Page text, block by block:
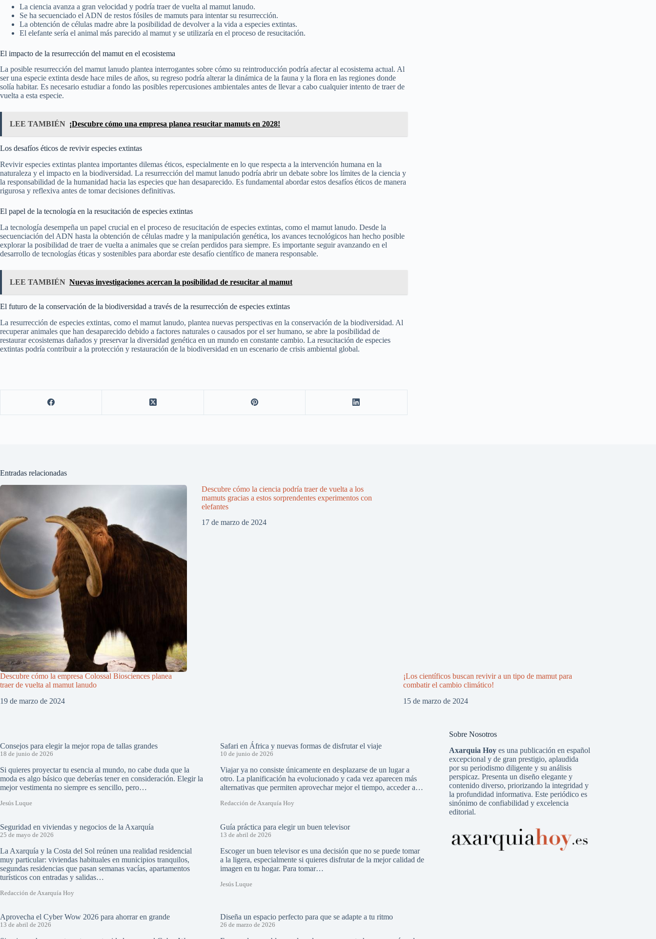
La ciencia avanza a gran velocidad y podría traer de vuelta al mamut lanudo.
Se ha secuenciado el ADN de restos fósiles de mamuts para intentar su resurrección.
La obtención de células madre abre la posibilidad de devolver a la vida a especies extintas.
El elefante sería el animal más parecido al mamut y se utilizaría en el proceso de resucitación.
El impacto de la resurrección del mamut en el ecosistema
La posible resurrección del mamut lanudo plantea interrogantes sobre cómo su reintroducción podría afectar al ecosistema actual. Al
ser una especie extinta desde hace miles de años, su regreso podría alterar la dinámica de la fauna y la flora en las regiones donde
solía habitar. Es necesario estudiar a fondo las posibles repercusiones ambientales antes de llevar a cabo cualquier intento de traer de
vuelta a esta especie.
LEE TAMBIÉN ¡Descubre cómo una empresa planea resucitar mamuts en 2028!
Los desafíos éticos de revivir especies extintas
Revivir especies extintas plantea importantes dilemas éticos, especialmente en lo que respecta a la intervención humana en la
naturaleza y el impacto en la biodiversidad. La resurrección del mamut lanudo podría abrir un debate sobre los límites de la ciencia y
la responsabilidad de la humanidad hacia las especies que han desaparecido. Es fundamental abordar estos desafíos éticos de manera
rigurosa y reflexiva antes de tomar decisiones definitivas.
El papel de la tecnología en la resucitación de especies extintas
La tecnología desempeña un papel crucial en el proceso de resucitación de especies extintas, como el mamut lanudo. Desde la
secuenciación del ADN hasta la obtención de células madre y la manipulación genética, los avances tecnológicos han hecho posible
explorar la posibilidad de traer de vuelta a animales que se creían perdidos para siempre. Es importante seguir avanzando en el
desarrollo de tecnologías éticas y sostenibles para abordar este desafío científico de manera responsable.
LEE TAMBIÉN Nuevas investigaciones acercan la posibilidad de resucitar al mamut
El futuro de la conservación de la biodiversidad a través de la resurrección de especies extintas
La resurrección de especies extintas, como el mamut lanudo, plantea nuevas perspectivas en la conservación de la biodiversidad. Al
recuperar animales que han desaparecido debido a factores naturales o causados por el ser humano, se abre la posibilidad de
restaurar ecosistemas dañados y preservar la diversidad genética en un mundo en constante cambio. La resucitación de especies
extintas podría contribuir a la protección y restauración de la biodiversidad en un escenario de crisis ambiental global.
Entradas relacionadas
Descubre cómo la empresa Colossal Biosciences planea
traer de vuelta al mamut lanudo
19 de marzo de 2024
Descubre cómo la ciencia podría traer de vuelta a los
mamuts gracias a estos sorprendentes experimentos con
elefantes
17 de marzo de 2024
¡Los científicos buscan revivir a un tipo de mamut para
combatir el cambio climático!
15 de marzo de 2024
Consejos para elegir la mejor ropa de tallas grandes
18 de junio de 2026
Si quieres proyectar tu esencia al mundo, no cabe duda que la
moda es algo básico que deberías tener en consideración. Elegir la
mejor vestimenta no siempre es sencillo, pero…
Jesús Luque
Safari en África y nuevas formas de disfrutar el viaje
10 de junio de 2026
Viajar ya no consiste únicamente en desplazarse de un lugar a
otro. La planificación ha evolucionado y cada vez aparecen más
alternativas que permiten aprovechar mejor el tiempo, acceder a…
Redacción de Axarquía Hoy
Seguridad en viviendas y negocios de la Axarquía
25 de mayo de 2026
La Axarquía y la Costa del Sol reúnen una realidad residencial
muy particular: viviendas habituales en municipios tranquilos,
segundas residencias que pasan semanas vacías, apartamentos
turísticos con entradas y salidas…
Redacción de Axarquía Hoy
Guía práctica para elegir un buen televisor
13 de abril de 2026
Escoger un buen televisor es una decisión que no se puede tomar
a la ligera, especialmente si quieres disfrutar de la mejor calidad de
imagen en tu hogar. Para tomar…
Jesús Luque
Aprovecha el Cyber Wow 2026 para ahorrar en grande
13 de abril de 2026
Diseña un espacio perfecto para que se adapte a tu ritmo
26 de marzo de 2026
Sobre Nosotros
Axarquia Hoyes una publicación en español
excepcional y de gran prestigio, aplaudida
por su periodismo diligente y su análisis
perspicaz. Presenta un diseño elegante y
contenido diverso, priorizando la integridad y
la profundidad informativa. Este periódico es
sinónimo de confiabilidad y excelencia
editorial.